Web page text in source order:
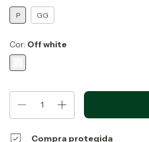
P GG
Cor: Off white
Compra protegida